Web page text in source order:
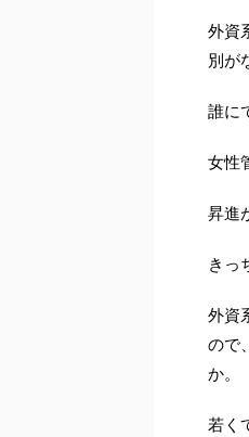
外資
別が
誰に
女性
昇進
きっ
外資
ので
か。
若く